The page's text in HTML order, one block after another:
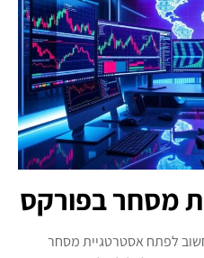
מסחר בפורקס
לפתח אסטרטגיית מסחר